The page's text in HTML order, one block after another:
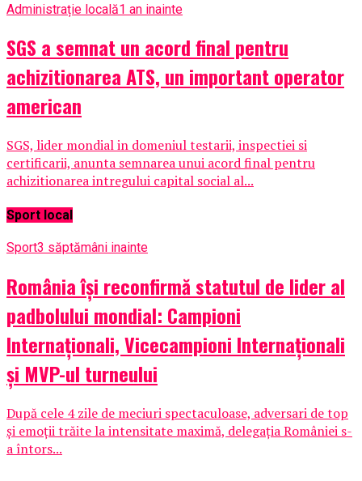
Administrație locală1 an inainte
SGS a semnat un acord final pentru
achizitionarea ATS, un important operator
american
SGS, lider mondial in domeniul testarii, inspectiei si
certificarii, anunta semnarea unui acord final pentru
achizitionarea intregului capital social al...
Sport local
Sport3 săptămâni inainte
România își reconfirmă statutul de lider al
padbolului mondial: Campioni
Internaționali, Vicecampioni Internaționali
și MVP-ul turneului
După cele 4 zile de meciuri spectaculoase, adversari de top
și emoții trăite la intensitate maximă, delegația României s-
a întors...